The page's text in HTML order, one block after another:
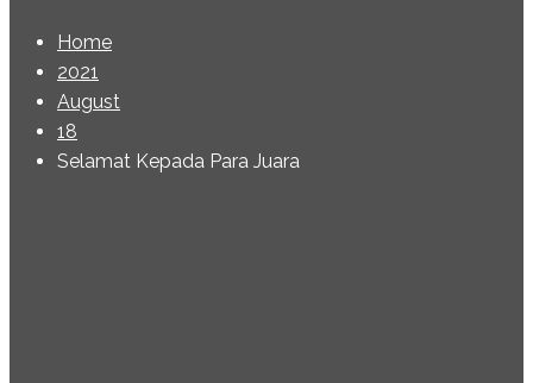
Home
2021
August
18
Selamat Kepada Para Juara